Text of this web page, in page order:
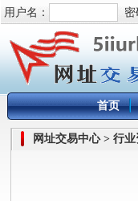
用户名： 密
首页
网址交易中心 > 行